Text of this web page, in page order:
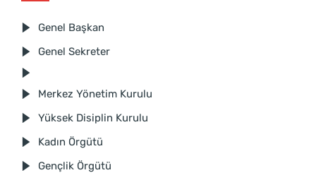
Genel Başkan
Genel Sekreter
Merkez Yönetim Kurulu
Yüksek Disiplin Kurulu
Kadın Örgütü
Gençlik Örgütü